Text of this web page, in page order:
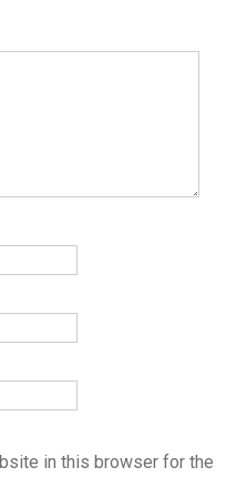
in this browser for the